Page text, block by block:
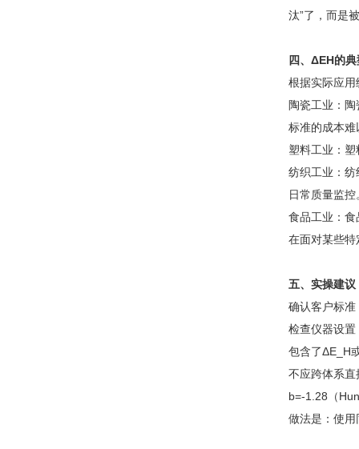
汰”了，而是
四、ΔEH的
根据实际应
陶瓷工业：
标准的成本难
塑料工业：
纺织工业：
日常质量监控
食品工业：
在面对某些
五、实操建议
确认客户标
检查仪器设
包含了ΔE_H
不应跨体系
b=-1.28（
做法是：使